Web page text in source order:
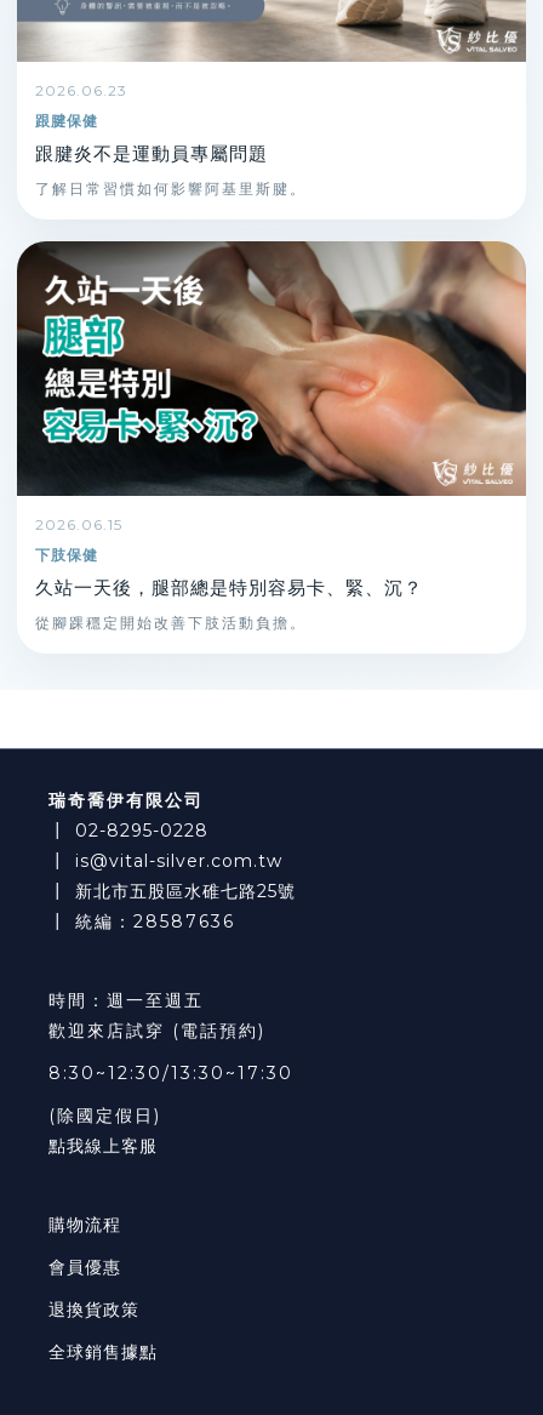
2026.06.23
跟腱保健
跟腱炎不是運動員專屬問題
了解日常習慣如何影響阿基里斯腱。
2026.06.15
下肢保健
久站一天後，腿部總是特別容易卡、緊、沉？
從腳踝穩定開始改善下肢活動負擔。
瑞奇喬伊有限公司
02-8295-0228
is@vital-silver.com.tw
新北市五股區水碓七路25號
┃ 統編：28587636
時間：週一至週五
歡迎來店試穿 (電話預約)
8:30~12:30/13:30~17:30
(除國定假日)
點我線上客服
購物流程
會員優惠
退換貨政策
全球銷售據點